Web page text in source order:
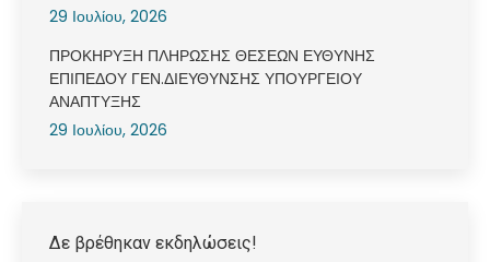
29 Ιουλίου, 2026
ΠΡΟΚΗΡΥΞΗ ΠΛΗΡΩΣΗΣ ΘΕΣΕΩΝ ΕΥΘΥΝΗΣ
ΕΠΙΠΕΔΟΥ ΓΕΝ.ΔΙΕΥΘΥΝΣΗΣ ΥΠΟΥΡΓΕΙΟΥ
ΑΝΑΠΤΥΞΗΣ
29 Ιουλίου, 2026
Δε βρέθηκαν εκδηλώσεις!